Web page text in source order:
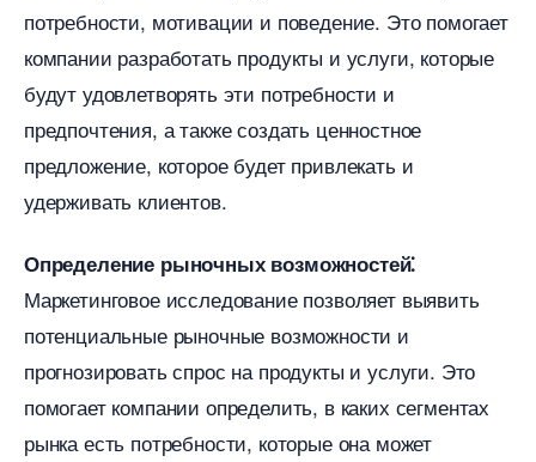
потребности, мотивации и поведение.​ Это помогает
компании разработать продукты и услуги, которые
удут удовлетворять эти потребности и
предпочтения, а также создать ценностное
предложение, которое будет привлекать и
удерживать клиентов.​
Определение рыночных возможностей⁚
Маркетинговое исследование позволяет выявить
потенциальные рыночные возможности и
прогнозировать спрос на продукты и услуги.​ Это
помогает компании определить, в каких сегментах
рынка есть потребности, которые она может